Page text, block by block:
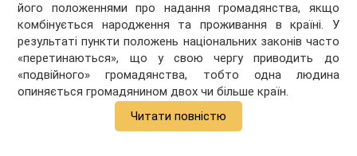
його положеннями про надання громадянства, якщо
комбінується народження та проживання в країні. У
результаті пункти положень національних законів часто
«перетинаються», що у свою чергу приводить до
«подвійного» громадянства, тобто одна людина
опиняється громадянином двох чи більше країн.
Читати повністю